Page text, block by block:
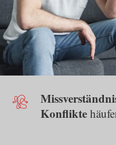
Konflikte